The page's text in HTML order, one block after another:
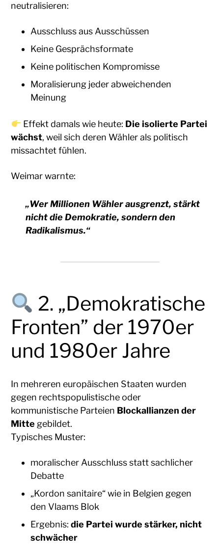
neutralisieren:
Ausschluss aus Ausschüssen
Keine Gesprächsformate
Keine politischen Kompromisse
Moralisierung jeder abweichenden
Meinung
Effekt damals wie heute: Die isolierte Partei
wächst, weil sich deren Wähler als politisch
missachtet fühlen.
Weimar warnte:
„Wer Millionen Wähler ausgrenzt, stärkt
nicht die Demokratie, sondern den
Radikalismus.“
2. „Demokratische
Fronten” der 1970er
und 1980er Jahre
In mehreren europäischen Staaten wurden
gegen rechtspopulistische oder
kommunistische Parteien Blockallianzen der
Mitte gebildet.
Typisches Muster:
moralischer Ausschluss statt sachlicher
Debatte
„Kordon sanitaire“ wie in Belgien gegen
den Vlaams Blok
Ergebnis:die Partei wurde stärker, nicht
schwächer